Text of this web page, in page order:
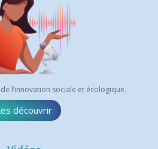
l’innovation sociale et écologique.
découvrir